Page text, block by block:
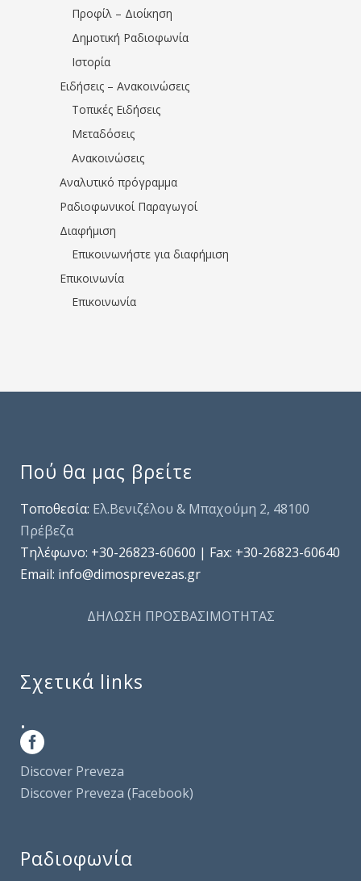
Προφίλ – Διοίκηση
Δημοτική Ραδιοφωνία
Ιστορία
Ειδήσεις – Ανακοινώσεις
Τοπικές Ειδήσεις
Μεταδόσεις
Ανακοινώσεις
Αναλυτικό πρόγραμμα
Ραδιοφωνικοί Παραγωγοί
Διαφήμιση
Επικοινωνήστε για διαφήμιση
Επικοινωνία
Επικοινωνία
Πού θα μας βρείτε
Τοποθεσία: Ελ.Βενιζέλου & Μπαχούμη 2, 48100
Πρέβεζα
Τηλέφωνo: +30-26823-60600 | Fax: +30-26823-60640
Email: info@dimosprevezas.gr
ΔΗΛΩΣΗ ΠΡΟΣΒΑΣΙΜΟΤΗΤΑΣ
Σχετικά links
.
Discover Preveza
Discover Preveza (Facebook)
Ραδιοφωνία